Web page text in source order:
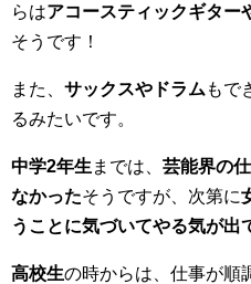
らはアコースティックギター
そうです！
また、 サックスやドラム もで
るみたいです。
中学2年生 までは、 芸能界の
なかったそうですが、次第に
うことに気づいてやる気が出
高校生の時からは、仕事が順